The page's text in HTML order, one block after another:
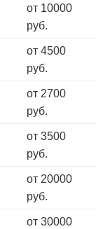
от 10000
руб.
от 4500
руб.
от 2700
руб.
от 3500
руб.
от 20000
руб.
от 30000